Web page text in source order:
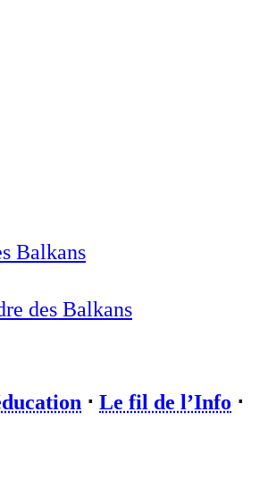
Balkans
des Balkans
⋅ Le fil de l’Info ⋅